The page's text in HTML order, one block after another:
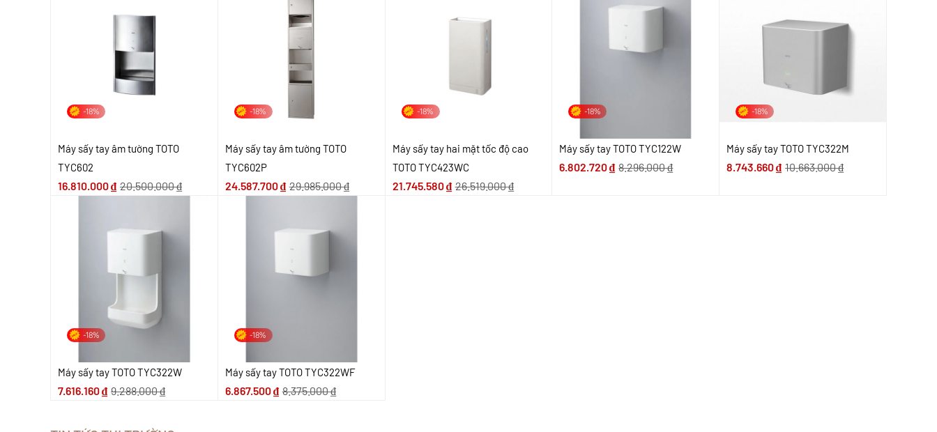
-18%
Máy sấy tay âm tường TOTO
TYC602
16.810.000₫ 20.500.000₫
-18%
Máy sấy tay âm tường TOTO
TYC602P
24.587.700₫ 29.985.000₫
-18%
Máy sấy tay hai mặt tốc độ cao
TOTO TYC423WC
21.745.580₫ 26.519.000₫
-18%
Máy sấy tay TOTO TYC122W
6.802.720₫ 8.296.000₫
-18%
Máy sấy tay TOTO TYC322M
8.743.660₫ 10.663.000₫
-18%
Máy sấy tay TOTO TYC322W
7.616.160₫ 9.288.000₫
-18%
Máy sấy tay TOTO TYC322WF
6.867.500₫ 8.375.000₫